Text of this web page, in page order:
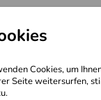
Cookies, um
Seite weitersurfen,